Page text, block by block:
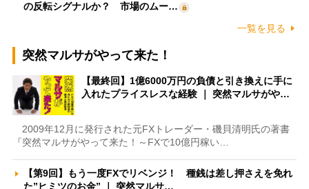
の反転シグナルか？ 市場のムー…
一覧を見る
突然マルサがやって来た！
【最終回】1億6000万円の負債と引き換えに手に
入れたプライスレスな経験 ｜ 突然マルサがや…
2009年12月に発行された元FXトレーダー・磯貝清明氏の著書
『突然マルサがやって来た！～FXで10億円稼い…
【第9回】もう一度FXでリベンジ！ 種銭は差し押さえを免れ
た”ヒミツのお金” ｜ 突然マルサ…